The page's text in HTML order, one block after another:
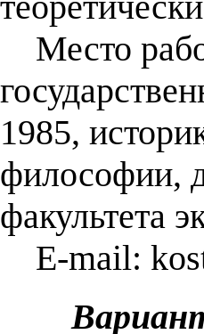
Место
1985,
философии,
факультета
Е-mail: